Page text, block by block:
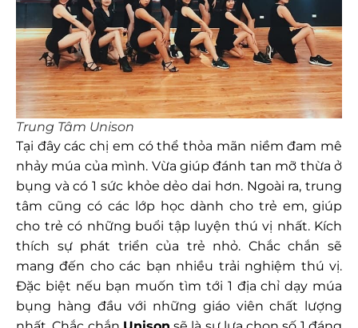
Trung Tâm Unison
Tại đây các chị em có thể thỏa mãn niềm đam mê
nhảy múa của mình. Vừa giúp đánh tan mỡ thừa ở
bụng và có 1 sức khỏe dẻo dai hơn. Ngoài ra, trung
tâm cũng có các lớp học dành cho trẻ em, giúp
cho trẻ có những buổi tập luyện thú vị nhất. Kích
thích sự phát triển của trẻ nhỏ. Chắc chắn sẽ
mang đến cho các bạn nhiều trải nghiệm thú vị.
Đặc biệt nếu bạn muốn tìm tới 1 địa chỉ dạy múa
bụng hàng đầu với những giáo viên chất lượng